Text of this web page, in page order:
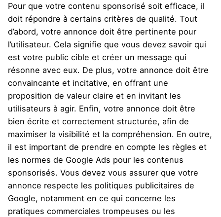
Pour que votre contenu sponsorisé soit efficace, il
doit répondre à certains critères de qualité. Tout
d’abord, votre annonce doit être pertinente pour
l’utilisateur. Cela signifie que vous devez savoir qui
est votre public cible et créer un message qui
résonne avec eux. De plus, votre annonce doit être
convaincante et incitative, en offrant une
proposition de valeur claire et en invitant les
utilisateurs à agir. Enfin, votre annonce doit être
bien écrite et correctement structurée, afin de
maximiser la visibilité et la compréhension. En outre,
il est important de prendre en compte les règles et
les normes de Google Ads pour les contenus
sponsorisés. Vous devez vous assurer que votre
annonce respecte les politiques publicitaires de
Google, notamment en ce qui concerne les
pratiques commerciales trompeuses ou les